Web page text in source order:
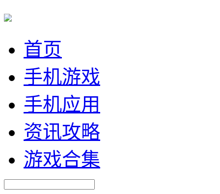
首页
手机游戏
手机应用
资讯攻略
游戏合集